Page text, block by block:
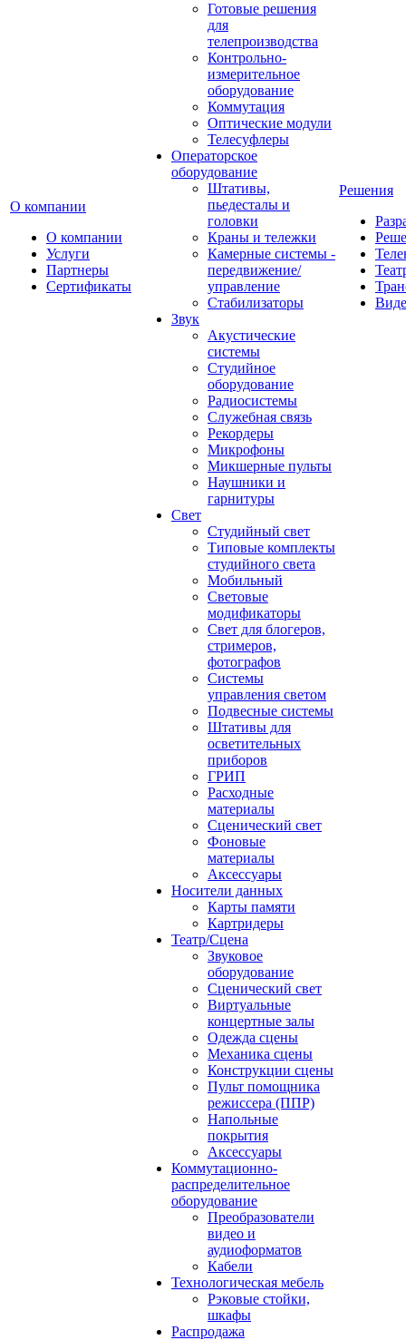
О компании
О компании
Услуги
Партнеры
Сертификаты
Готовые решения
для
телепроизводства
Контрольно-
измерительное
оборудование
Коммутация
Оптические модули
Телесуфлеры
Операторское
оборудование
Штативы,
пьедесталы и
головки
Краны и тележки
Камерные системы -
передвижение/
управление
Стабилизаторы
Звук
Акустические
системы
Студийное
оборудование
Радиосистемы
Служебная связь
Рекордеры
Микрофоны
Микшерные пульты
Наушники и
гарнитуры
Свет
Студийный свет
Типовые комплекты
студийного света
Мобильный
Световые
модификаторы
Свет для блогеров,
стримеров,
фотографов
Системы
управления светом
Подвесные системы
Штативы для
осветительных
приборов
ГРИП
Расходные
материалы
Сценический свет
Фоновые
материалы
Аксессуары
Носители данных
Карты памяти
Картридеры
Театр/Сцена
Звуковое
оборудование
Сценический свет
Виртуальные
концертные залы
Одежда сцены
Механика сцены
Конструкции сцены
Пульт помощника
режиссера (ППР)
Напольные
покрытия
Аксессуары
Коммутационно-
распределительное
оборудование
Преобразователи
видео и
аудиоформатов
Кабели
Технологическая мебель
Рэковые стойки,
шкафы
Распродажа
Решения